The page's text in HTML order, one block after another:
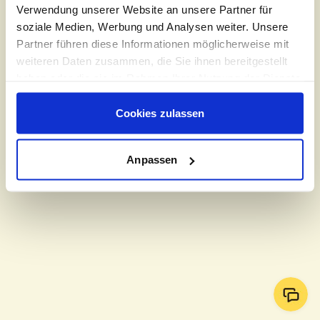
Verwendung unserer Website an unsere Partner für
soziale Medien, Werbung und Analysen weiter. Unsere
Partner führen diese Informationen möglicherweise mit
weiteren Daten zusammen, die Sie ihnen bereitgestellt
gesammelt haben
Cookies zulassen
Anpassen